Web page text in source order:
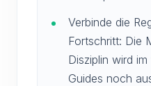
Verbinde die
Fortschritt: Die
Disziplin wird
Guides noch